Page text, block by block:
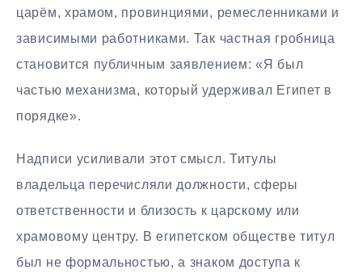
царём, храмом, провинциями, ремесленниками и
зависимыми работниками. Так частная гробница
становится публичным заявлением: «Я был
частью механизма, который удерживал Египет в
порядке».
Надписи усиливали этот смысл. Титулы
владельца перечисляли должности, сферы
ответственности и близость к царскому или
храмовому центру. В египетском обществе титул
был не формальностью, а знаком доступа к